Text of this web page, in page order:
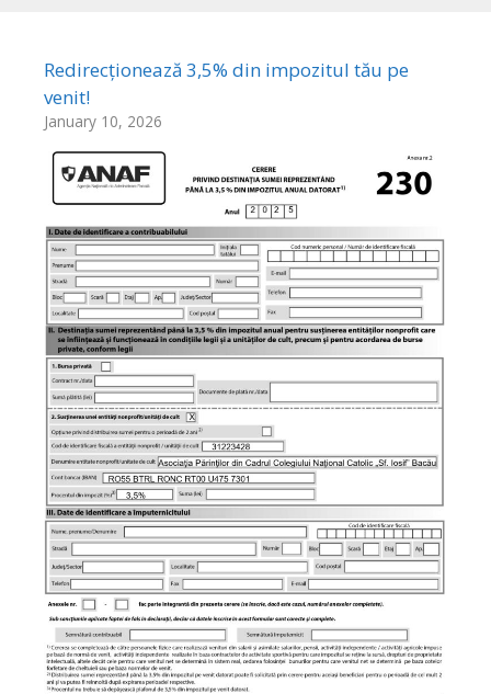
Redirecționează 3,5% din impozitul tău pe
venit!
January 10, 2026